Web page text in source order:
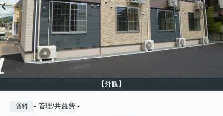
【外観】
賃料 - 管理/共益費 -